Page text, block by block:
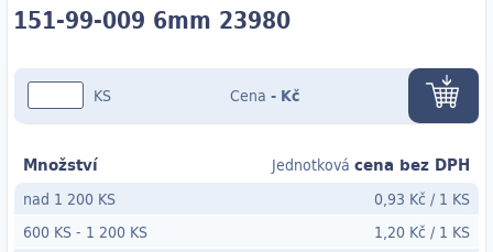
151-99-009 6mm 23980
KS Cena - Kč
Množství Jednotková cena bez DPH
nad 1 200 KS 0,93 Kč / 1 KS
600 KS- 1 200 KS 1,20 Kč / 1 KS